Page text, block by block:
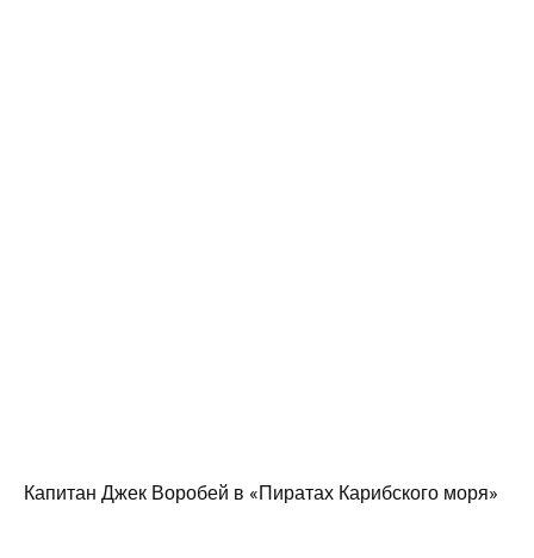
Капитан Джек Воробей в «Пиратах Карибского моря»